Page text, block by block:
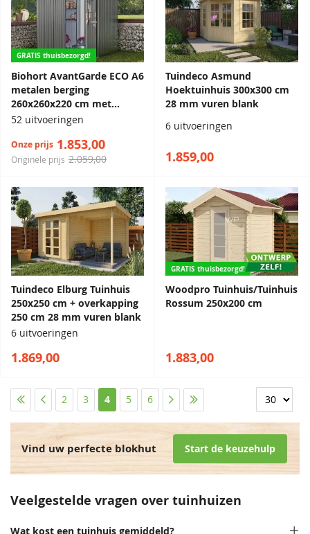
GRATIS thuisbezorgd!
Biohort AvantGarde ECO A6
metalen berging
260x260x220 cm met
enkele deur
52 uitvoeringen
Originele prijs 2.059,00
Onze prijs 1.853,00
Tuindeco Asmund
Hoektuinhuis 300x300 cm
28 mm vuren blank
6 uitvoeringen
1.859,00
Tuindeco Elburg Tuinhuis
250x250 cm + overkapping
250 cm 28 mm vuren blank
6 uitvoeringen
1.869,00
GRATIS thuisbezorgd!
Woodpro Tuinhuis/Tuinhuis
Rossum 250x200 cm
1.883,00
Pagina
PaginaPaginaPagina
2 Pagina
3 U lees momenteel pagina
4 Pagina
5 Pagina
6 PaginaPagina
Vind uw perfecte blokhut Start de keuzehulp
Veelgestelde vragen over tuinhuizen